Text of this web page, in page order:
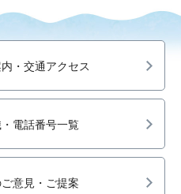
・交通アクセス
電話番号一覧
意見・ご提案